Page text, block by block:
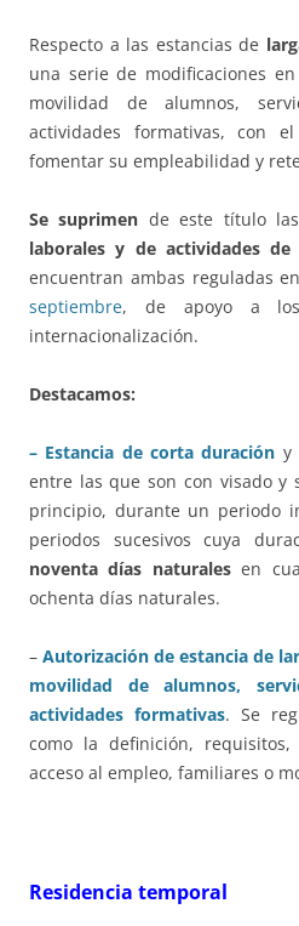
Respecto a las estancias de
una serie de modificaciones
movilidad de alumnos,
actividades formativas, con
fomentar su empleabilidad y
Se suprimen de este título
laborales y de actividades de
encuentran ambas reguladas
septiembre, de apoyo a los
internacionalización.
Destacamos:
– Estancia de corta duración y
entre las que son con visado y
principio, durante un periodo
periodos sucesivos cuya
noventa días naturalesen
ochenta días naturales.
– Autorización de estancia de
movilidad de alumnos,
actividades formativas. Se
como la definición, requisitos,
acceso al empleo, familiares o
Residencia temporal